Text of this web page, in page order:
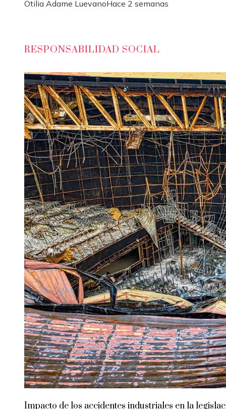
Otilia Adame LuevanoHace 2 semanas
RESPONSABILIDAD SOCIAL
Impacto de los accidentes industriales en la